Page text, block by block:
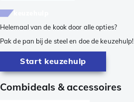
Helemaal van de kook door alle opties?
Pak de pan bij de steel en doe de keuzehulp!
Start keuzehulp
Combideals & accessoires